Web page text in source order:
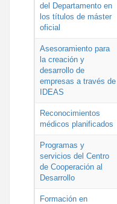
del Departamento en
los títulos de máster
oficial
Asesoramiento para
la creación y
desarrollo de
empresas a través de
IDEAS
Reconocimientos
médicos planificados
Programas y
servicios del Centro
de Cooperación al
Desarrollo
Formación en